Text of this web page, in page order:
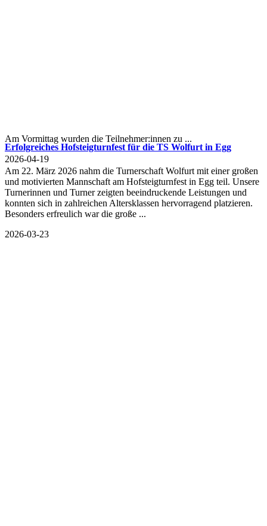
Am Vormittag wurden die Teilnehmer:innen zu ...
2026-04-19
Erfolgreiches Hofsteigturnfest für die TS Wolfurt in Egg
Am 22. März 2026 nahm die Turnerschaft Wolfurt mit einer großen
und motivierten Mannschaft am Hofsteigturnfest in Egg teil. Unsere
Turnerinnen und Turner zeigten beeindruckende Leistungen und
konnten sich in zahlreichen Altersklassen hervorragend platzieren.
Besonders erfreulich war die große ...
2026-03-23